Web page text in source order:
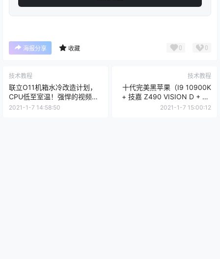
海报分享 收藏 0 0
技术教程
联立O11机箱水冷改造计划，
CPU低至室温！强悍的视频剪
辑主机
2021-1-7 14:58:50
技术教程
十代完美黑苹果（I9 10900K
+ 技嘉 Z490 VISION D + RX
5700XT），MacOS Big Sur
2021-1-7 15:00:12